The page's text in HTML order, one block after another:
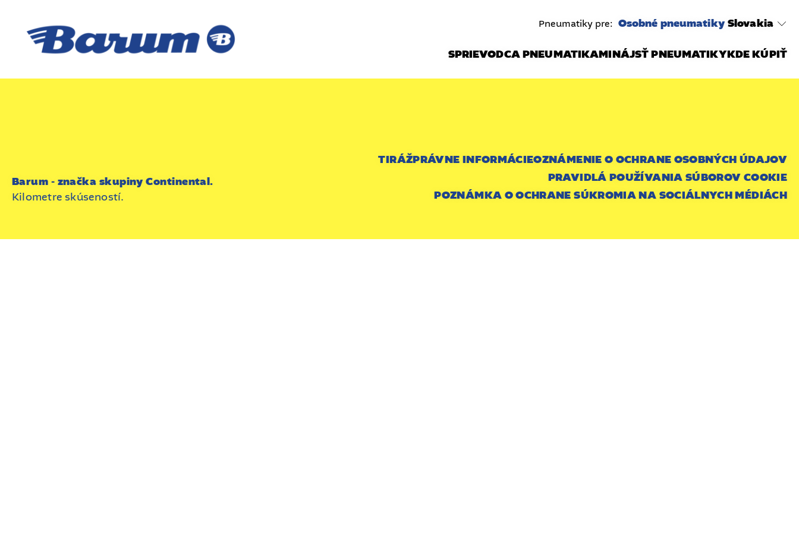
Pneumatiky pre: Osobné pneumatiky Slovakia
SPRIEVODCA PNEUMATIKAMINÁJSŤ PNEUMATIKYKDE KÚPIŤ
TIRÁŽPRÁVNE INFORMÁCIEOZNÁMENIE O OCHRANE OSOBNÝCH ÚDAJOV
PRAVIDLÁ POUŽÍVANIA SÚBOROV COOKIE
POZNÁMKA O OCHRANE SÚKROMIA NA SOCIÁLNYCH MÉDIÁCH
Barum - značka skupiny Continental.
Kilometre skúseností.